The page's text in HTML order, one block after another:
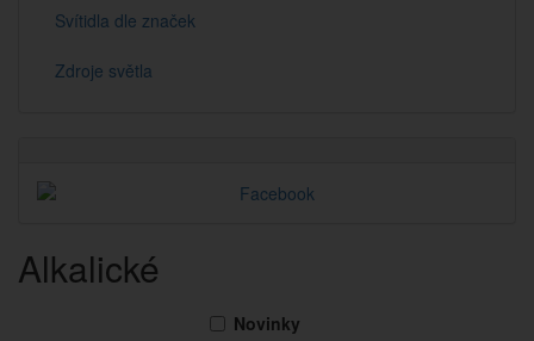
Svítidla dle značek
Zdroje světla
Alkalické
Novinky